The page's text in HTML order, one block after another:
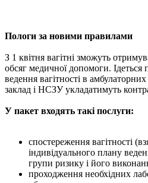
Пологи за новими правилами
З 1 квітня вагітні зможуть
обсяг медичної допомоги.
ведення вагітності в
заклад і НСЗУ укладатимуть
У пакет входять такі послуги:
спостереження вагітності
індивідуального плану
групи ризику і його
проходження необхідних